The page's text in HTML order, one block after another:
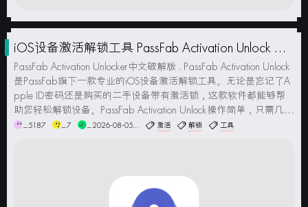
iOS设备激活解锁工具 PassFab Activation Unlock 中
文破解版
PassFab Activation Unlocker中文破解版 . PassFab Activation Unlock
是PassFab旗下一款专业的iOS设备激活解锁工具。无论是忘记了A
pple ID密码还是购买的二手设备带有激活锁，这款软件都能够帮
助您轻松解锁设备。PassFab Activation Unlock操作简单，只需几个
简单的步骤即...
_5187 _7 _2026-08-05... 激活 解锁 工具